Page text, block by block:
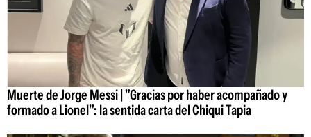
Muerte de Jorge Messi | "Gracias por haber acompañado y
formado a Lionel": la sentida carta del Chiqui Tapia